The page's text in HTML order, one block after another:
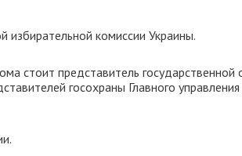
избирательной комиссии Украины.
стоит представитель государственной
госохраны Главного